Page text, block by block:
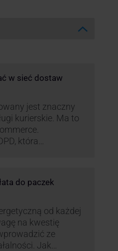
w sieć dostaw
jest znaczny
kurierskie. Ma to
która
do paczek
od każdej
na kwestię
ze
Jak